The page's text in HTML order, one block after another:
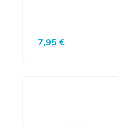
Regulärer Preis:
7,95 €